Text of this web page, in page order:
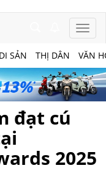
DI SẢN THỊ DÂN VĂN
đạt cú
2025